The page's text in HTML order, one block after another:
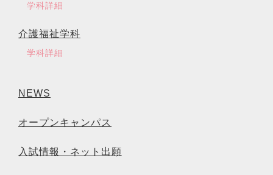
学科詳細
介護福祉学科
学科詳細
NEWS
オープンキャンパス
入試情報・ネット出願